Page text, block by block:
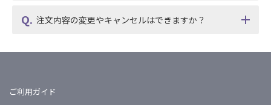
注文内容の変更やキャンセルはできますか？
ご利用ガイド